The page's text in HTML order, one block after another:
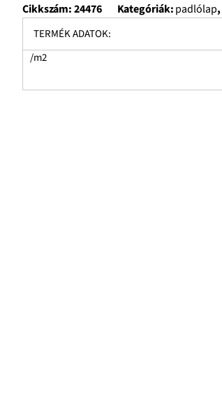
Cikkszám:24476 Kategóriák:padlólap,
TERMÉK ADATOK:
/m2